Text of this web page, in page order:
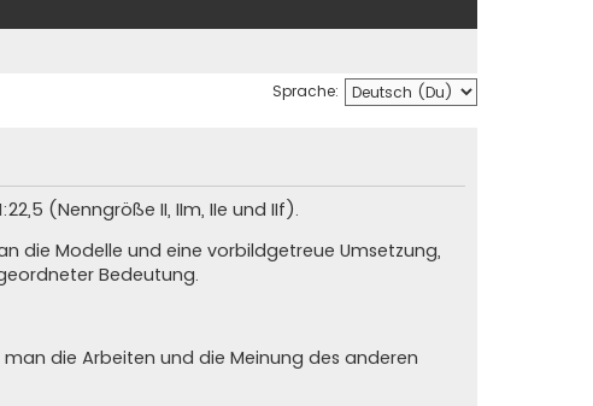
Sprache:
(Nenngröße II, IIm, IIe und IIf).
die Modelle und eine vorbildgetreue Umsetzung,
Bedeutung.
die Arbeiten und die Meinung des anderen